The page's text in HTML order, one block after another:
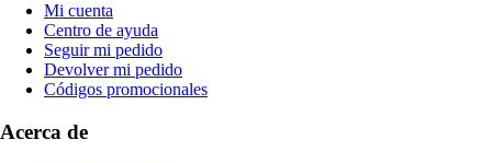
Mi cuenta
Centro de ayuda
Seguir mi pedido
Devolver mi pedido
Códigos promocionales
Acerca de